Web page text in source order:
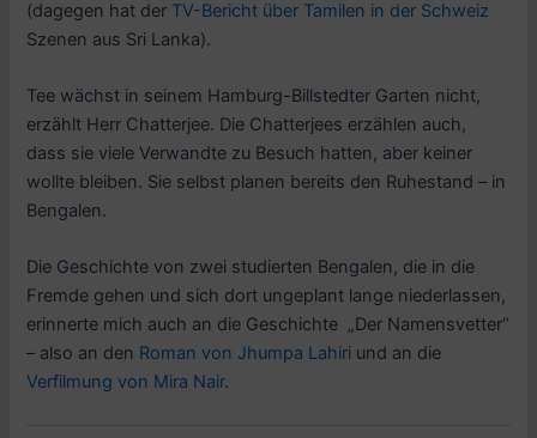
(dagegen hat der TV-Bericht über Tamilen in der Schweiz
Szenen aus Sri Lanka).
Tee wächst in seinem Hamburg-Billstedter Garten nicht,
erzählt Herr Chatterjee. Die Chatterjees erzählen auch,
dass sie viele Verwandte zu Besuch hatten, aber keiner
wollte bleiben. Sie selbst planen bereits den Ruhestand – in
Bengalen.
Die Geschichte von zwei studierten Bengalen, die in die
Fremde gehen und sich dort ungeplant lange niederlassen,
erinnerte mich auch an die Geschichte „Der Namensvetter“
– also an den Roman von Jhumpa Lahiri und an die
Verfilmung von Mira Nair.